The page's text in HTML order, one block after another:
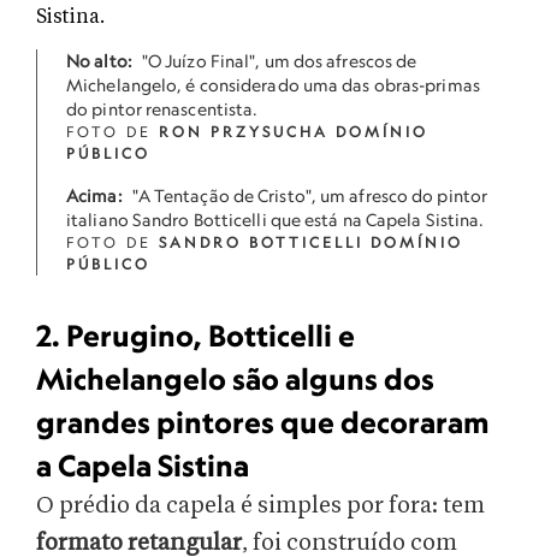
No alto: "O Juízo Final", um dos afrescos de
Michelangelo, é considerado uma das obras-primas
do pintor renascentista.
FOTO DE RON PRZYSUCHA DOMÍNIO
PÚBLICO
Acima: "A Tentação de Cristo", um afresco do pintor
italiano Sandro Botticelli que está na Capela Sistina.
FOTO DE SANDRO BOTTICELLI DOMÍNIO
PÚBLICO
2. Perugino, Botticelli e
Michelangelo são alguns dos
grandes pintores que decoraram
a Capela Sistina
O prédio da capela é simples por fora: tem
formato retangular, foi construído com